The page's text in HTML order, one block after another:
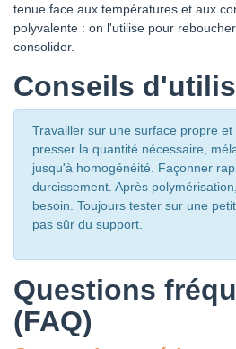
tenue face aux températures et aux
polyvalente : on l'utilise pour
consolider.
Conseils
Travailler sur une surface propre
presser la quantité nécessaire,
jusqu'à homogénéité. Façonner
durcissement. Après
besoin. Toujours tester sur une
pas sûr du support.
Questions
(FAQ)